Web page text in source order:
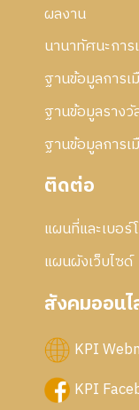
ผลงาน
นานาทัศนะการ
ฐานข้อมูลการ
ฐานข้อมูลรางวั
ฐานข้อมูลการ
ติดต่อ
แผนที่และเบอร์
แผนผังเว็บไซด์
สังคมออน
KPI
KPI